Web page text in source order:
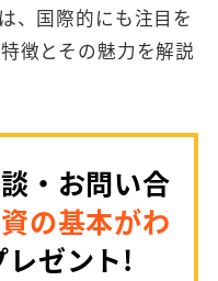
、国際的にも注目を
徴とその魅力を解説
・お問い合
の基本がわ
レゼント!